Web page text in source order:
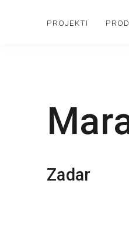
PROJEKTI
Zadar